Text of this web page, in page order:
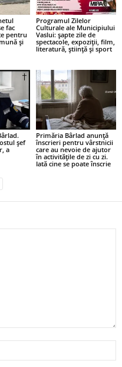
fac
pentru
și
Programul Zilelor
Culturale ale Municipiului
Vaslui: șapte zile de
spectacole, expoziții, film,
literatură, știință și sport
șef
a
Primăria Bârlad anunță
înscrieri pentru vârstnicii
care au nevoie de ajutor
în activitățile de zi cu zi.
Iată cine se poate înscrie